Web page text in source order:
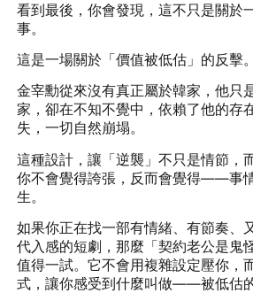
看到最後，你會發現，這不只是關於
事。
這是一場關於「價值被低估」的反擊。
金宰勳從來沒有真正屬於韓家，他只
家，卻在不知不覺中，依賴了他的存
失，一切自然崩塌。
這種設計，讓「逆襲」不只是情節，
你不會覺得誇張，反而會覺得——事
生。
如果你正在找一部有情緒、有節奏、
代入感的短劇，那麼「契約老公是鬼
值得一試。它不會用複雜設定壓你，
式，讓你感受到什麼叫做——被低估的